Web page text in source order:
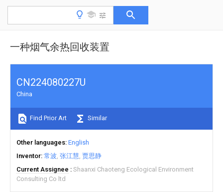
一种烟气余热回收装置
CN224080227U
China
Find Prior Art Similar
Other languages English
Inventor 常波 张江慧 贾思静
Current Assignee
Shaanxi Chaoteng Ecological Environment
Consulting Co ltd